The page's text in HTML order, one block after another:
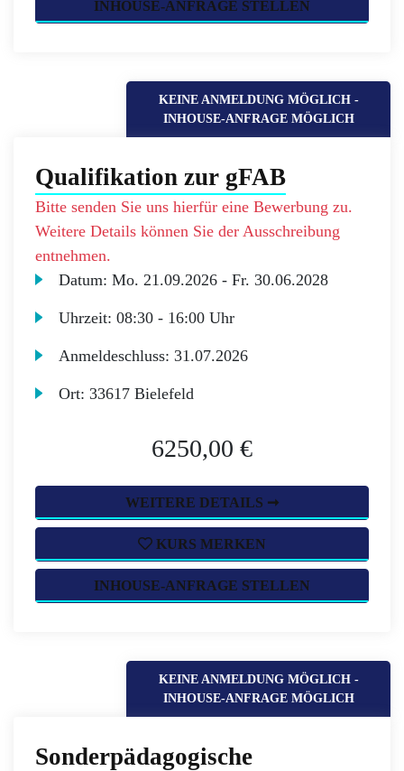
INHOUSE-ANFRAGE STELLEN
KEINE ANMELDUNG MÖGLICH -
INHOUSE-ANFRAGE MÖGLICH
Qualifikation zur gFAB
Bitte senden Sie uns hierfür eine Bewerbung zu.
Weitere Details können Sie der Ausschreibung
entnehmen.
Datum:Mo. 21.09.2026 -Fr. 30.06.2028
Uhrzeit:08:30 - 16:00 Uhr
Anmeldeschluss:31.07.2026
Ort:33617 Bielefeld
6250,00 €
WEITERE DETAILS ➞
KURS MERKEN
INHOUSE-ANFRAGE STELLEN
KEINE ANMELDUNG MÖGLICH -
INHOUSE-ANFRAGE MÖGLICH
Sonderpädagogische